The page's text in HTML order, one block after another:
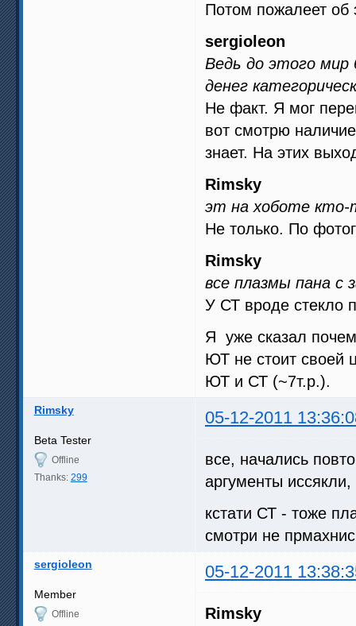
Потом пожалеет
sergioleon
Ведь до этого мир
денег
Не факт. Я мог
вот смотрю
знает. На этих
Rimsky
эт на хоботе кто-
Не только. По
Rimsky
все плазмы пана
У СТ вроде стекло
Я уже сказал
ЮТ не стоит своей
ЮТ и СТ (~7т.р.).
Rimsky 05-12-2011
Beta Tester
Offline
Thanks: 299
все, начались
аргументы
кстати СТ - тоже
смотри не
sergioleon 05-12-2011
Member
Offline Rimsky